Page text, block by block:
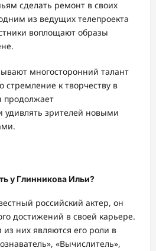
сделать ремонт в своих
из ведущих телепроекта
воплощают образы
многосторонний талант
стремление к творчеству в
продолжает
удивлять зрителей новыми
у Глинникова Ильи?
российский актер, он
достижений в своей карьере.
них являются его роли в
«Вычислитель»,